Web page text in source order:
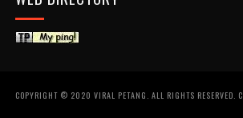
COPYRIGHT © 2020 VIRAL PETANG. ALL RIGHTS RESERVED.